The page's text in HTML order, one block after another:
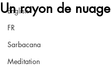
English
FR
Sarbacana
Meditation
Un rayon de nuage